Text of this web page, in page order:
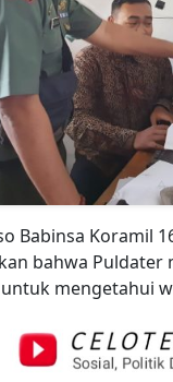
Babinsa Koramil
bahwa Puldater
mengetahui